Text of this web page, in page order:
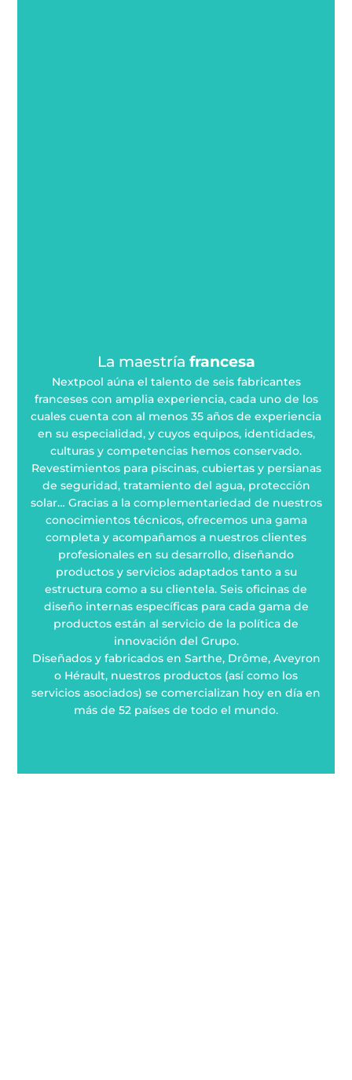
La maestría francesa
Nextpool aúna el talento de seis fabricantes
franceses con amplia experiencia, cada uno de los
cuales cuenta con al menos 35 años de experiencia
en su especialidad, y cuyos equipos, identidades,
culturas y competencias hemos conservado.
Revestimientos para piscinas, cubiertas y persianas
de seguridad, tratamiento del agua, protección
solar… Gracias a la complementariedad de nuestros
conocimientos técnicos, ofrecemos una gama
completa y acompañamos a nuestros clientes
profesionales en su desarrollo, diseñando
productos y servicios adaptados tanto a su
estructura como a su clientela. Seis oficinas de
diseño internas específicas para cada gama de
productos están al servicio de la política de
innovación del Grupo.
Diseñados y fabricados en Sarthe, Drôme, Aveyron
o Hérault, nuestros productos (así como los
servicios asociados) se comercializan hoy en día en
más de 52 países de todo el mundo.